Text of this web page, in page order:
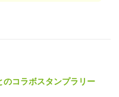
コラボスタンプラリー